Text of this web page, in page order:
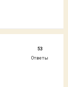
53
Ответы